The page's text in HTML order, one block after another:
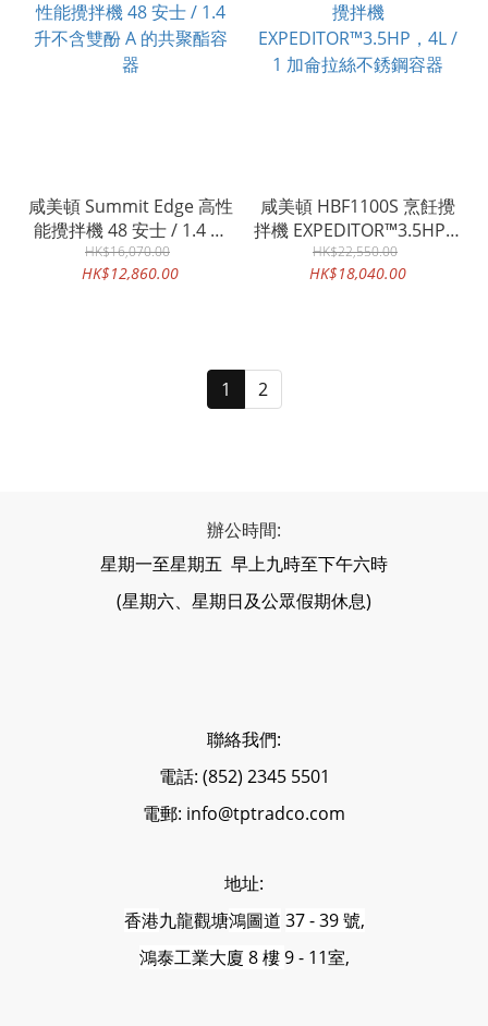
咸美頓 Summit Edge 高性
能攪拌機 48 安士 / 1.4 升
不含雙酚 A 的共聚酯容器
HK$16,070.00
HK$12,860.00
咸美頓 HBF1100S 烹飪攪
拌機 EXPEDITOR™3.5HP，
4L / 1 加侖拉絲不銹鋼容器
HK$22,550.00
HK$18,040.00
1 2
辦公時間:
星期一至星期五 早上九時至下午六時
(星期六、星期日及公眾假期休息)
聯絡我們:
電話: (852) 2345 5501
電郵: info@tptradco.com
地址:
香港九龍觀塘鴻圖道 37 - 39 號,
鴻泰工業大廈 8 樓9 - 11室,